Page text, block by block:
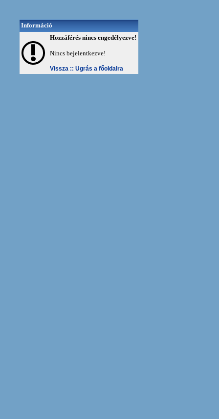
Információ
Hozzáférés nincs engedélyezve!
Nincs bejelentkezve!
Vissza :: Ugrás a főoldalra